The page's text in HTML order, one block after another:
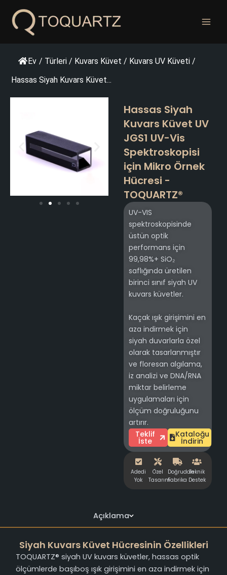
geç
Ev / Türleri / Kuvars Küvet / Kuvars UV Küveti /
Hassas Siyah Kuvars Küvet...
Hassas Siyah
Kuvars Küvet UV
JGS1 UV-Vis
Spektroskopisi
için Mikro Örnek
Hücresi -
TOQUARTZ®
UV-VIS
spektroskopisinde
üstün optik
performans için
99,98%+ SiO₂
saflığında üretilen
birinci sınıf siyah UV
kuvars küvetler.
Kaçak ışık girişimini en
aza indirmek için
siyah duvarlarla özel
olarak tasarlanmıştır
ve floresan algılama,
iz analizi ve DNA/RNA
miktar belirleme
uygulamaları için
ölçüm doğruluğunu
artırır.
Teklif
İste
Kataloğu
İndirin
Adedi
Yok
Özel
Tasarım
Doğrudan
Fabrika
Teknik
Destek
Açıklama
Siyah Kuvars Küvet Hücresinin Özellikleri
TOQUARTZ® siyah UV kuvars küvetler, hassas optik
ölçümlerde başıboş ışık girişimini en aza indirmek için